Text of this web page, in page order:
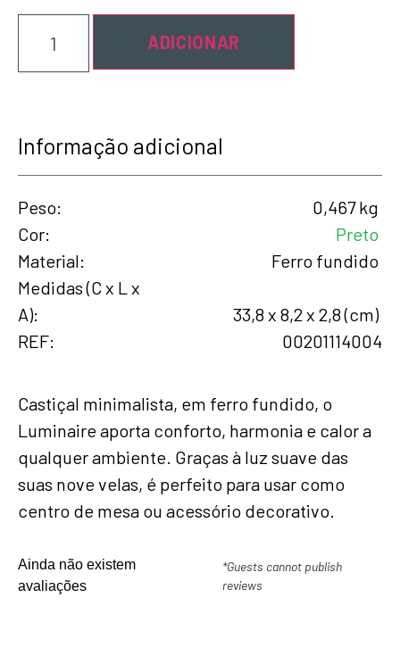
ADICIONAR
Informação adicional
Peso
0,467 kg
Cor
Preto
Material
Ferro fundido
Medidas (C x L x
A)
33,8 x 8,2 x 2,8 (cm)
REF
00201114004
Castiçal minimalista, em ferro fundido, o
Luminaire aporta conforto, harmonia e calor a
qualquer ambiente. Graças à luz suave das
suas nove velas, é perfeito para usar como
centro de mesa ou acessório decorativo.
Ainda não existem
avaliações
*Guests cannot publish
reviews